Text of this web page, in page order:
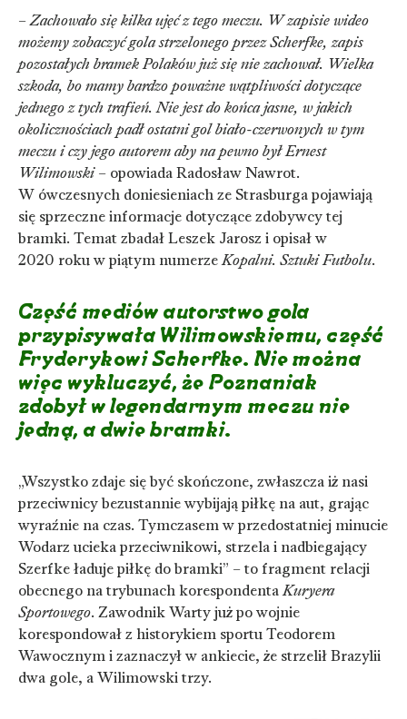
–Zachowało się kilka ujęć z tego meczu. W zapisie wideo
możemy zobaczyć gola strzelonego przez Scherfke, zapis
pozostałych bramek Polaków już się nie zachował. Wielka
szkoda, bo mamy bardzo poważne wątpliwości dotyczące
jednego z tych trafień. Nie jest do końca jasne, w jakich
okolicznościach padł ostatni gol biało-czerwonych w tym
meczu i czy jego autorem aby na pewno był Ernest
Wilimowski – opowiada Radosław Nawrot.
W ówczesnych doniesieniach ze Strasburga pojawiają
się sprzeczne informacje dotyczące zdobywcy tej
bramki. Temat zbadał Leszek Jarosz i opisał w
2020 roku w piątym numerzeKopalni. Sztuki Futbolu.
Część mediów autorstwo gola
przypisywała Wilimowskiemu, część
Fryderykowi Scherfke. Nie można
więc wykluczyć, że Poznaniak
zdobył w legendarnym meczu nie
jedną, a dwie bramki.
„Wszystko zdaje się być skończone, zwłaszcza iż nasi
przeciwnicy bezustannie wybijają piłkę na aut, grając
wyraźnie na czas. Tymczasem w przedostatniej minucie
Wodarz ucieka przeciwnikowi, strzela i nadbiegający
Szerfke ładuje piłkę do bramki” – to fragment relacji
obecnego na trybunach korespondentaKuryera
Sportowego. Zawodnik Warty już po wojnie
korespondował z historykiem sportu Teodorem
Wawocznym i zaznaczył w ankiecie, że strzelił Brazylii
dwa gole, a Wilimowski trzy.